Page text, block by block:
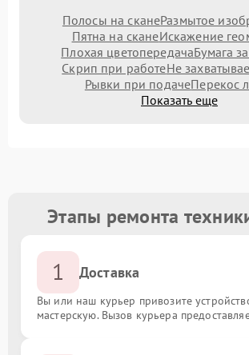
Полосы на сканеРазмытое
Пятна на сканеИскажение
Плохая цветопередачаБумага
Скрип при работеНе
Рывки при подачеПерекос
Показать еще
Этапы ремонта
1 Доставка
Вы или наш курьер привозите
мастерскую. Вызов курьера